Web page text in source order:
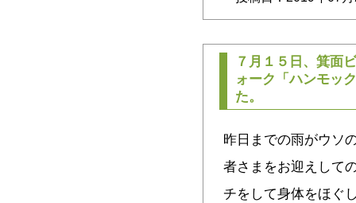
７月１５日、箕面
ォーク「ハンモッ
た。
昨日までの雨がウソ
者さまをお迎えして
チをして身体をほぐ